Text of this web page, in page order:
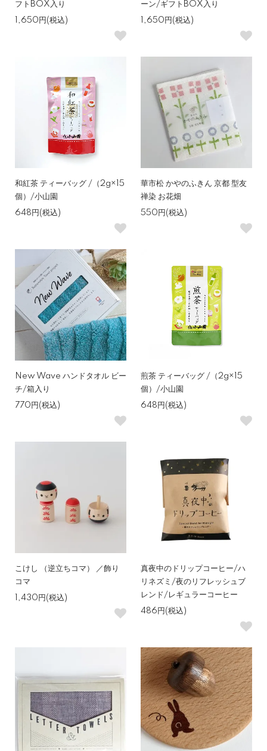
フトBOX入り
1,650円(税込)
ーン/ギフトBOX入り
1,650円(税込)
和紅茶 ティーバッグ /（2g×15
個）/小山園
648円(税込)
華市松 かやのふきん 京都 型友
禅染 お花畑
550円(税込)
New Wave ハンドタオル ビー
チ/箱入り
770円(税込)
煎茶 ティーバッグ /（2g×15
個）/小山園
648円(税込)
こけし （逆立ちコマ） ／飾り
コマ
1,430円(税込)
真夜中のドリップコーヒー/ハ
リネズミ/夜のリフレッシュブ
レンド/レギュラーコーヒー
486円(税込)